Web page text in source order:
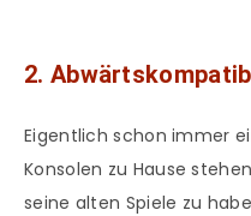
2.
Eigentlich schon immer
Konsolen zu Hause
seine alten Spiele zu